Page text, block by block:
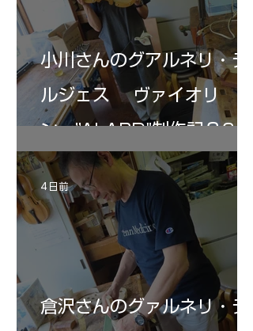
小川さんのグアルネリ・デ
ルジェス ヴァイオリ
ン ”ALARD"制作記３6
倉沢さんのグァルネリ・デ
4 日前